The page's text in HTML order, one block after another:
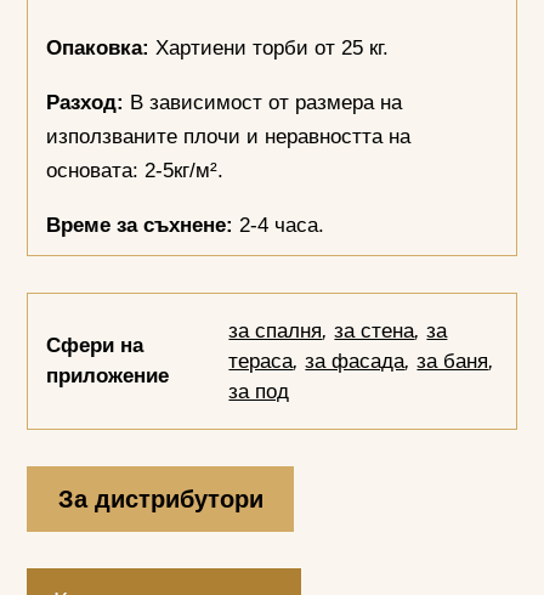
Опаковка: Хартиени торби от 25 кг.
Разход: В зависимост от размера на
използваните плочи и неравността на
основата: 2-5кг/м².
Време за съхнене: 2-4 часа.
Сфери на
приложение
за спалня,за стена,за
тераса,за фасада,за баня,
за под
За дистрибутори